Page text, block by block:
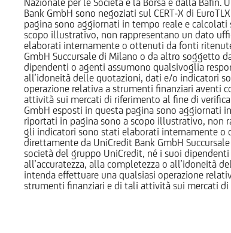
Bank GmbH sono negoziati sul CERT-X di
pagina sono aggiornati in tempo reale e
scopo illustrativo, non rappresentano un dato
elaborati internamente o ottenuti da fonti
GmbH Succursale di Milano o da altro soggetto
dipendenti o agenti assumono qualsivoglia
all’idoneità delle quotazioni, dati e/o indicatori
operazione relativa a strumenti finanziari aventi
attività sui mercati di riferimento al fine di
GmbH esposti in questa pagina sono
riportati in pagina sono a scopo illustrativo, non
gli indicatori sono stati elaborati internamente
direttamente da UniCredit Bank GmbH
società del gruppo UniCredit, né i suoi
all’accuratezza, alla completezza o all’idoneità
intenda effettuare una qualsiasi operazione
strumenti finanziari e di tali attività sui mercati di